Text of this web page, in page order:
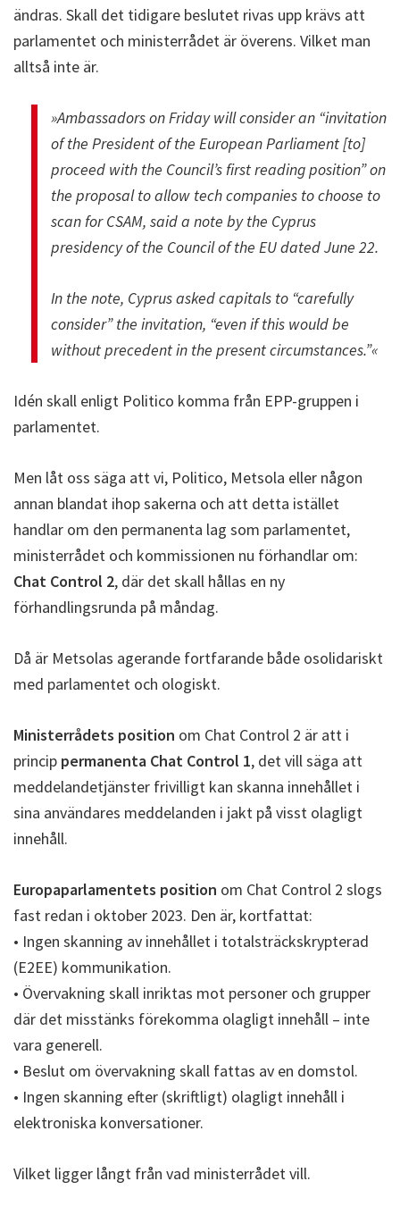
ändras. Skall det tidigare beslutet rivas upp krävs att
parlamentet och ministerrådet är överens. Vilket man
alltså inte är.
»Ambassadors on Friday will consider an “invitation
of the President of the European Parliament [to]
proceed with the Council’s first reading position” on
the proposal to allow tech companies to choose to
scan for CSAM, said a note by the Cyprus
presidency of the Council of the EU dated June 22.
In the note, Cyprus asked capitals to “carefully
consider” the invitation, “even if this would be
without precedent in the present circumstances.”«
Idén skall enligt Politico komma från EPP-gruppen i
parlamentet.
Men låt oss säga att vi, Politico, Metsola eller någon
annan blandat ihop sakerna och att detta istället
handlar om den permanenta lag som parlamentet,
ministerrådet och kommissionen nu förhandlar om:
Chat Control 2, där det skall hållas en ny
förhandlingsrunda på måndag.
Då är Metsolas agerande fortfarande både osolidariskt
med parlamentet och ologiskt.
Ministerrådets position om Chat Control 2 är att i
princip permanenta Chat Control 1, det vill säga att
meddelandetjänster frivilligt kan skanna innehållet i
sina användares meddelanden i jakt på visst olagligt
innehåll.
Europaparlamentets position om Chat Control 2 slogs
fast redan i oktober 2023. Den är, kortfattat:
• Ingen skanning av innehållet i totalsträckskrypterad
(E2EE) kommunikation.
• Övervakning skall inriktas mot personer och grupper
där det misstänks förekomma olagligt innehåll – inte
vara generell.
• Beslut om övervakning skall fattas av en domstol.
• Ingen skanning efter (skriftligt) olagligt innehåll i
elektroniska konversationer.
Vilket ligger långt från vad ministerrådet vill.